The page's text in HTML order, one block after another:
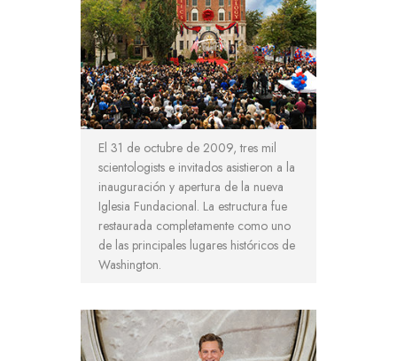
El 31 de octubre de 2009, tres mil
scientologists e invitados asistieron a la
inauguración y apertura de la nueva
Iglesia Fundacional. La estructura fue
restaurada completamente como uno
de las principales lugares históricos de
Washington.